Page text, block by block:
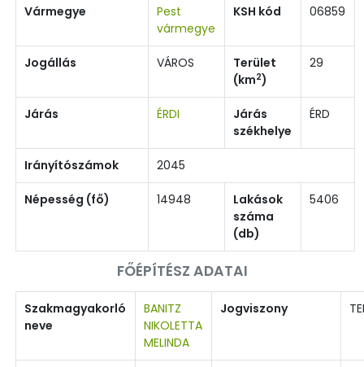
Vármegye
Pest
vármegye
KSH kód 06859
Jogállás VÁROS
Terület
(km2)
29
Járás ÉRDI
Járás
székhelye
ÉRD
Irányítószámok 2045
Népesség (fő) 14948
Lakások
száma
(db)
5406
FŐÉPÍTÉSZ ADATAI
Szakmagyakorló
neve
BANITZ
NIKOLETTA
MELINDA
Jogviszony